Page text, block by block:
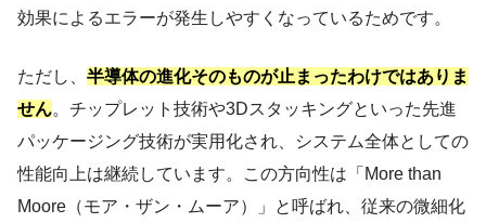
効果によるエラーが発生しやすくなっているためです。
ただし、 半導体の進化そのものが止まったわけではありま
せん。チップレット技術や3Dスタッキングといった先進
パッケージング技術が実用化され、システム全体としての
性能向上は継続しています。この方向性は「More than
Moore（モア・ザン・ムーア）」と呼ばれ、従来の微細化